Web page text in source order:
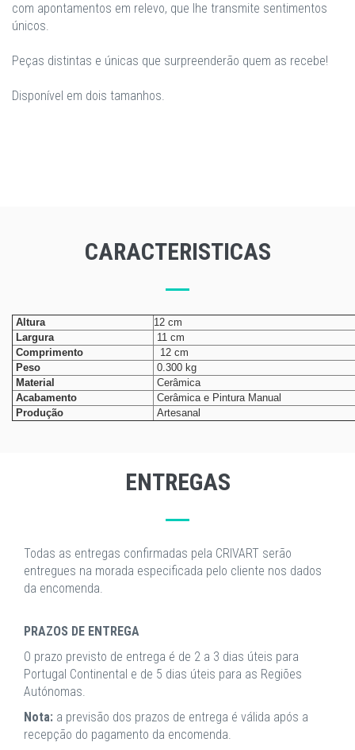
com apontamentos em relevo, que lhe transmite sentimentos
únicos.
Peças distintas e únicas que surpreenderão quem as recebe!
Disponível em dois tamanhos.
CARACTERISTICAS
Altura
12 cm
Largura
11 cm
Comprimento
12 cm
Peso
0.300 kg
Material
Cerâmica
Acabamento
Cerâmica e Pintura Manual
Produção
Artesanal
ENTREGAS
Todas as entregas confirmadas pela CRIVART serão
entregues na morada especificada pelo cliente nos dados
da encomenda.
PRAZOS DE ENTREGA
O prazo previsto de entrega é de 2 a 3 dias úteis para
Portugal Continental e de 5 dias úteis para as Regiões
Autónomas.
Nota: a previsão dos prazos de entrega é válida após a
recepção do pagamento da encomenda.